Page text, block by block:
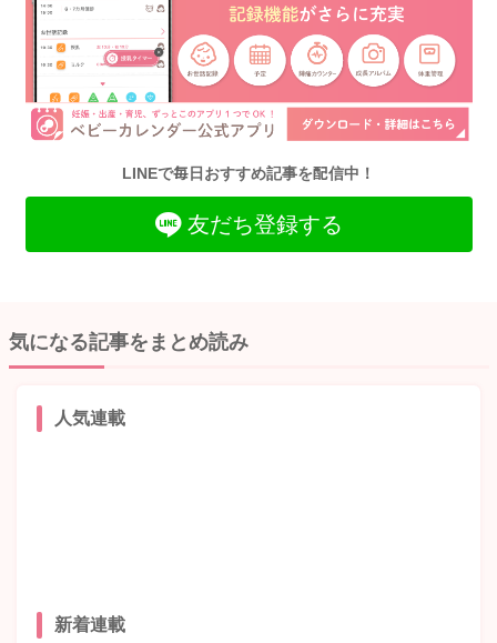
LINEで毎日おすすめ記事を配信中！
友だち登録する
気になる記事をまとめ読み
人気連載
新着連載